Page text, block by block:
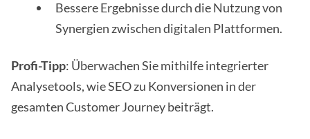
Bessere Ergebnisse durch die Nutzung von
Synergien zwischen digitalen Plattformen.
Profi-Tipp: Überwachen Sie mithilfe integrierter
Analysetools, wie SEO zu Konversionen in der
gesamten Customer Journey beiträgt.